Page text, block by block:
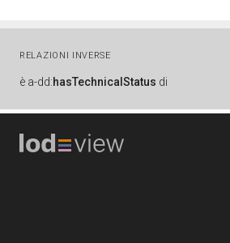
RELAZIONI INVERSE
è a-dd:hasTechnicalStatus di